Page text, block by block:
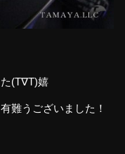
(T∇T)嬉
難うございました！